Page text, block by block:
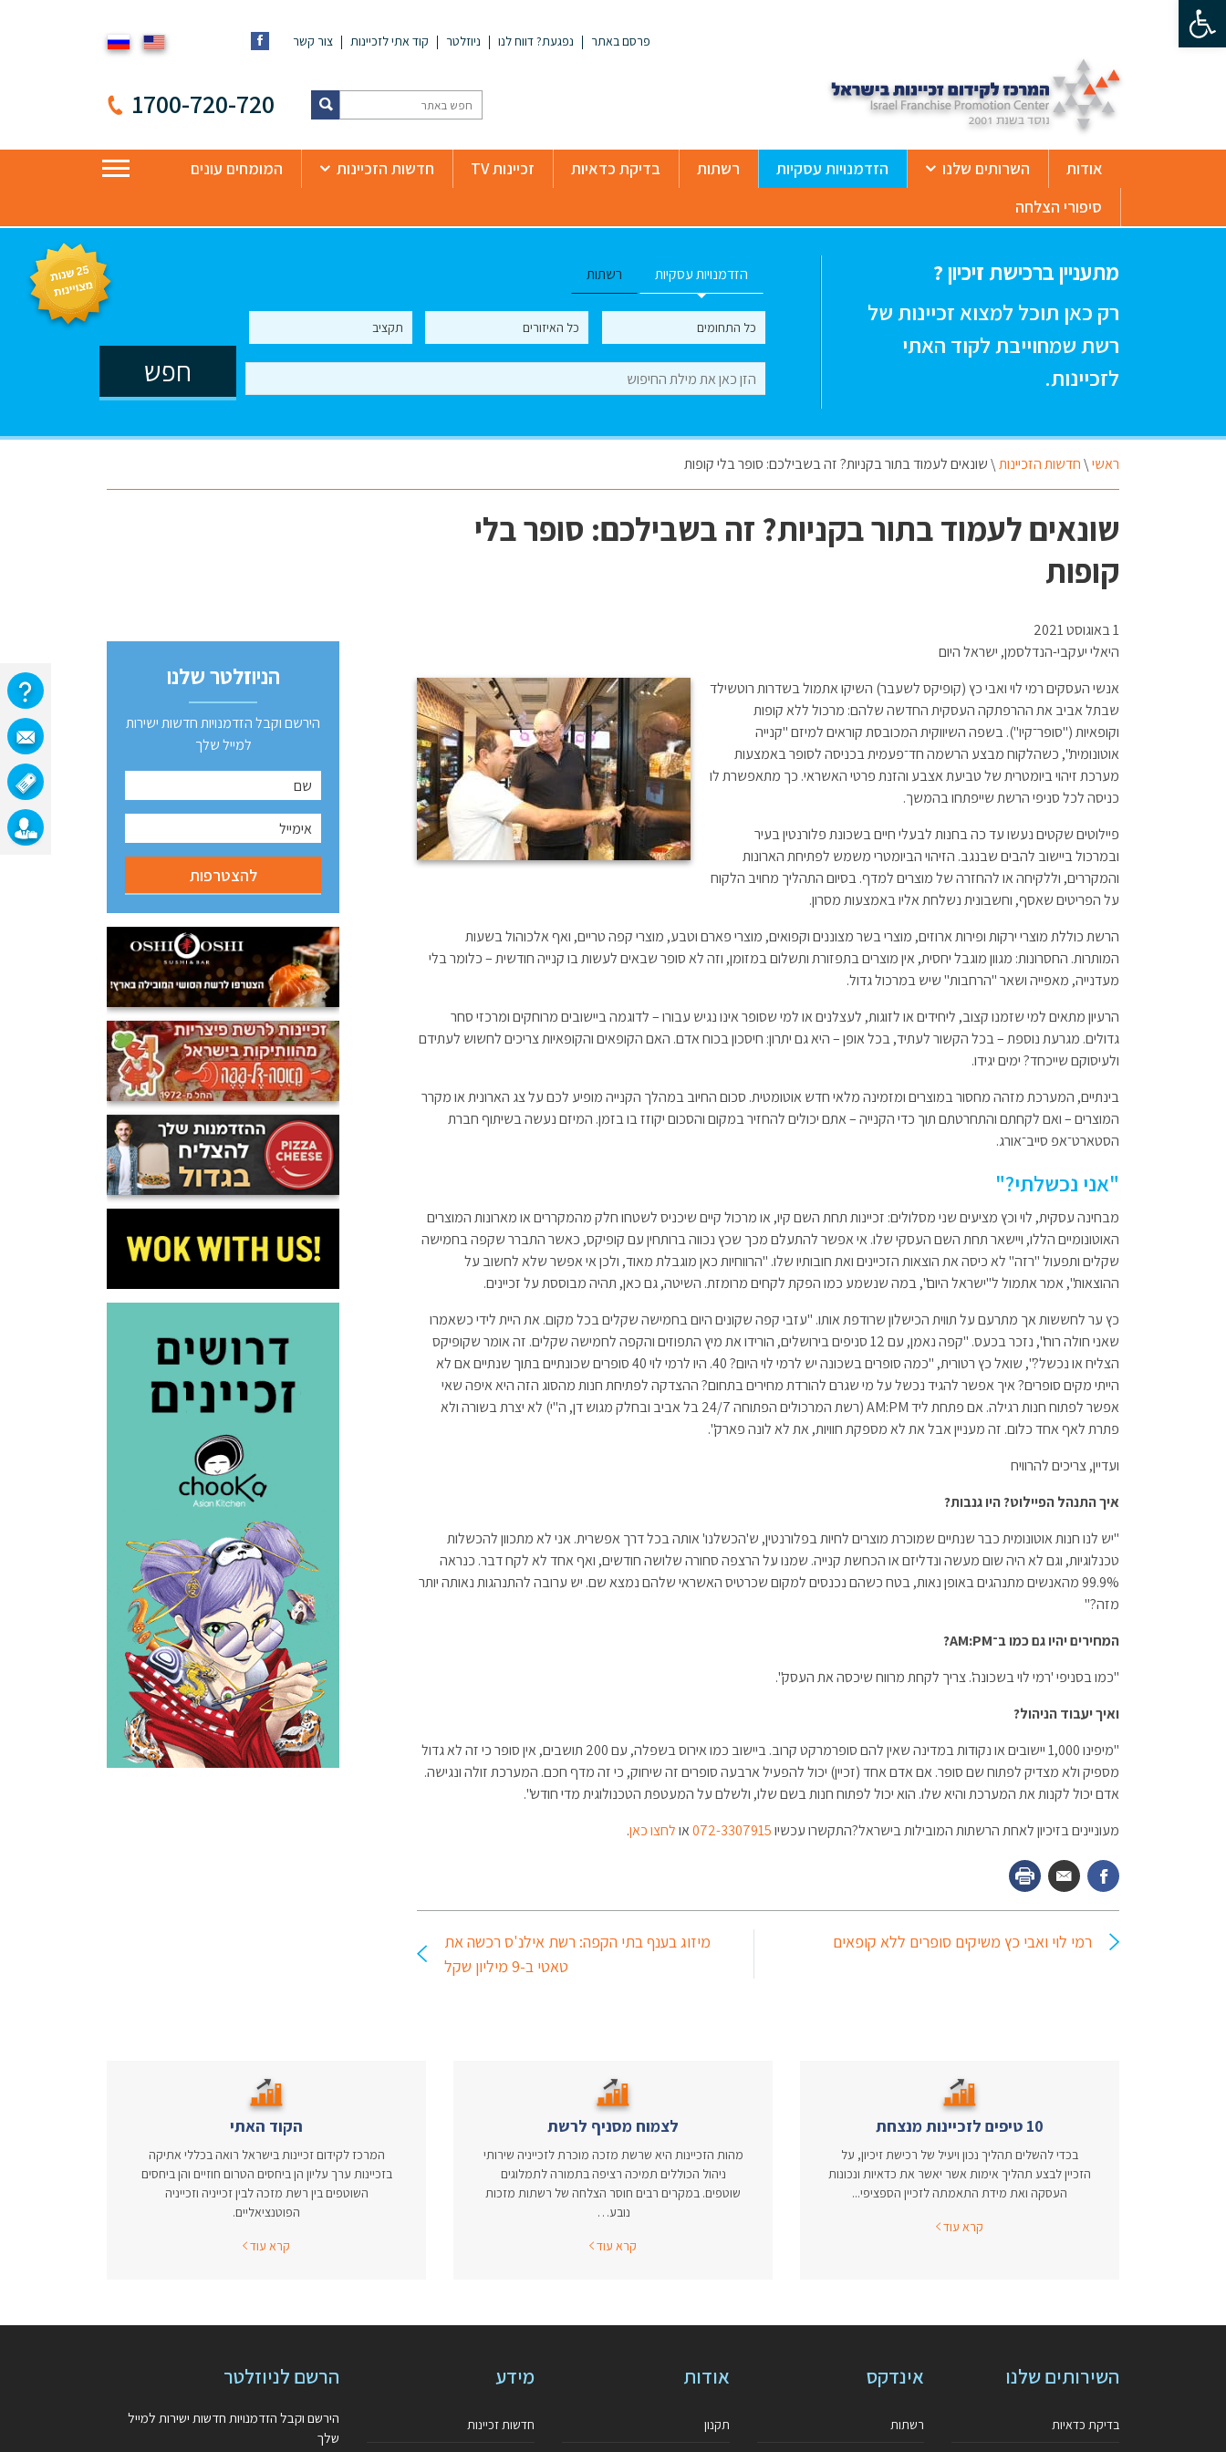
פתח סרגל נגישות
פרסם באתר נפגעת? דווח לנו ניוזלטר קוד אתי לזכיינות צור קשר
1700-720-720
אודות השרותים שלנו הזדמנויות עסקיות רשתות בדיקת כדאיות זכיינות TV חדשות הזכיינות
המומחים עונים
סיפורי הצלחה
מתעניין ברכישת זיכיון ?
רק כאן תוכל למצוא זכיינות של
רשת שמחוייבת לקוד האתי
לזכיינות.
הזדמנויות עסקיות רשתות
ראשי\חדשות הזכיינות\שונאים לעמוד בתור בקניות? זה בשבילכם: סופר בלי קופות
שונאים לעמוד בתור בקניות? זה בשבילכם: סופר בלי
קופות
1 באוגוסט 2021
היאלי יעקבי-הנדלסמן, ישראל היום
אנשי העסקים רמי לוי ואבי כץ (קופיקס לשעבר) השיקו אתמול בשדרות רוטשילד
שבתל אביב את ההרפתקה העסקית החדשה שלהם: מרכול ללא קופות
וקופאיות ("סופר־קיו"). בשפה השיווקית המכובסת קוראים למיזם "קנייה
אוטונומית", כשהלקוח מבצע הרשמה חד־פעמית בכניסה לסופר באמצעות
מערכת זיהוי ביומטרית של טביעת אצבע והזנת פרטי האשראי. כך מתאפשרת לו
כניסה לכל סניפי הרשת שייפתחו בהמשך.
פיילוטים שקטים נעשו עד כה בחנות לבעלי חיים בשכונת פלורנטין בעיר
ובמרכול ביישוב להבים שבנגב. הזיהוי הביומטרי משמש לפתיחת הארונות
והמקררים, וללקיחה או להחזרה של מוצרים למדף. בסיום התהליך מחויב הלקוח
על הפריטים שאסף, וחשבונית נשלחת אליו באמצעות מסרון.
הרשת כוללת מוצרי ירקות ופירות ארוזים, מוצרי בשר מצוננים וקפואים, מוצרי פארם וטבע, מוצרי קפה טריים, ואף אלכוהול בשעות
המותרות. החסרונות: מגוון מוגבל יחסית, אין מוצרים בתפזורת ותשלום במזומן, וזה לא סופר שבאים לעשות בו קנייה חודשית – כלומר בלי
מעדנייה, מאפייה ושאר "הרחבות" שיש במרכול גדול.
הרעיון מתאים למי שזמנו קצוב, ליחידים או לזוגות, לעצלנים או למי שסופר אינו נגיש עבורו – לדוגמה ביישובים מרוחקים ומרכזי סחר
גדולים. מגרעת נוספת – בכל הקשור לעתיד, בכל אופן – היא גם יתרון: חיסכון בכוח אדם. האם הקופאים והקופאיות צריכים לחשוש לעתידם
ולעיסוקם שייכחד? ימים יגידו.
בינתיים, המערכת מזהה מחסור במוצרים ומזמינה מלאי חדש אוטומטית. סכום החיוב במהלך הקנייה מופיע לכם על צג הארונית או מקרר
המוצרים – ואם לקחתם והתחרטתם תוך כדי הקנייה – אתם יכולים להחזיר במקום והסכום יקוזז בו בזמן. המיזם נעשה בשיתוף חברת
הסטארט־אפ סייב־אורג.
"אני נכשלתי?"
מבחינה עסקית, לוי וכץ מציעים שני מסלולים: זכיינות תחת השם קיו, או מרכול קיים שיכניס לשטחו חלק מהמקררים או מארונות המוצרים
האוטונומיים הללו, ויישאר תחת השם העסקי שלו. אי אפשר להתעלם מכך שכץ נכווה ברותחין עם קופיקס, כאשר התברר שקפה בחמישה
שקלים ותפעול "רזה" לא כיסה את הוצאות הזכיינים ואת חובותיו שלו. "הרווחיות כאן מוגבלת מאוד, ולכן אי אפשר שלא לחשוב על
ההוצאות", אמר אתמול ל"ישראל היום", במה שנשמע כמו הפקת לקחים מרומזת. השיטה, גם כאן, תהיה מבוססת על זכיינים.
כץ ער לחששות אך מתרעם על תווית הכישלון שרודפת אותו. "עזבי קפה שקונים היום בחמישה שקלים בכל מקום. את היית לידי כשאמרו
שאני חולה רוח", נזכר בכעס. "קפה נאמן, עם 12 סניפים בירושלים, הורידו את מיץ התפוזים והקפה לחמישה שקלים. זה אומר שקופיקס
הצליח או נכשל?", שואל כץ רטורית, "כמה סופרים בשכונה יש לרמי לוי היום? 40. היו לרמי לוי 40 סופרים שכונתיים בתוך שנתיים אם לא
הייתי מקים סופרים? איך אפשר להגיד נכשל על מי שגרם להורדת מחירים בתחום? ההצדקה לפתיחת חנות מהסוג הזה היא איפה שאי
אפשר לפתוח חנות רגילה. אם פתחת ליד AM:PM (רשת המרכולים הפתוחה 24/7 בל אביב ובחלק מגוש דן, ה"י) לא יצרת בשורה ולא
פתרת לאף אחד כלום. זה מעניין אבל את לא מספקת חוויות, את לא לונה פארק".
ועדיין, צריכים להרוויח
איך התנהל הפיילוט? היו גנבות?
"יש לנו חנות אוטונומית כבר שנתיים שמוכרת מוצרים לחיות בפלורנטין, ש'הכשלנו' אותה בכל דרך אפשרית. אני לא מתכוון להכשלות
טכנלוגיות, וגם לא היה שום מעשה ונדליזם או הכחשת קנייה. שמנו על הרצפה סחורה שלושה חודשים, ואף אחד לא לקח דבר. כנראה
99.9% מהאנשים מתנהגים באופן נאות, בטח כשהם נכנסים למקום שכרטיס האשראי שלהם נמצא שם. יש ערובה להתנהגות נאותה יותר
מזה?"
המחירים יהיו גם כמו ב־AM:PM?
"כמו בסניפי 'רמי לוי בשכונה'. צריך לקחת מרווח שיכסה את העסק".
ואיך יעבוד הניהול?
"מיפינו 1,000 יישובים או נקודות במדינה שאין להם סופרמרקט קרוב. ביישוב כמו אירוס בשפלה, עם 200 תושבים, אין סופר כי זה לא גדול
מספיק ולא מצדיק לפתוח שם סופר. אם אדם אחד (זכיין) יכול להפעיל ארבעה סופרים זה שיחוק, כי זה מדף חכם. המערכת זולה ונגישה.
אדם יכול לקנות את המערכת והיא שלו. הוא יכול לפתוח חנות בשם שלו, ולשלם על המעטפת הטכנולוגית מדי חודש".
מעוניינים בזיכיון לאחת הרשתות המובילות בישראל?התקשרו עכשיו
אולחצו כאן.
רמי לוי ואבי כץ משיקים סופרים ללא קופאים
מיזוג בענף בתי הקפה: רשת אילנ'ס רכשה את
טאטי ב-9 מיליון שקל
הניוזלטר שלנו
הירשם וקבל הזדמנויות חדשות ישירות
למייל שלך
10 טיפים לזכיינות מנצחת
בכדי להשלים תהליך נכון ויעיל של רכישת זיכיון, על
הזכיין לבצע תהליך אימות אשר יאשר את כדאיות ונכונות
העסקה ואת מידת התאמתה לזכיין הספציפי...
קרא עוד
לצמוח מסניף לרשת
מהות הזכיינות היא שרשת מזכה מוכרת לזכייניה שירותי
ניהול הכוללים תמיכה רציפה בתמורה לתמלוגים
שוטפים. במקרים רבים חוסר הצלחה של רשתות מזכות
נובע…
קרא עוד
הקוד האתי
המרכז לקידום זכיינות בישראל רואה בכללי אתיקה
בזכיינות ערך עליון הן ביחסים הטרום חוזיים והן ביחסים
השוטפים בין רשת מזכה לבין זכייניה וזכייניה
הפוטנציאליים.
קרא עוד
השירותים שלנו
בדיקת כדאיות
אינדקס
רשתות
אודות
תקנון
מידע
חדשות זכיינות
הרשם לניוזלטר
הירשם וקבל הזדמנויות חדשות ישירות למייל
שלך